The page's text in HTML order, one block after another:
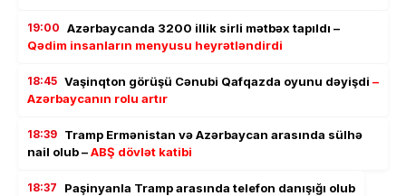
19:00 Azərbaycanda 3200 illik sirli mətbəx tapıldı –
Qədim insanların menyusu heyrətləndirdi
18:45 Vaşinqton görüşü Cənubi Qafqazda oyunu dəyişdi –
Azərbaycanın rolu artır
18:39 Tramp Ermənistan və Azərbaycan arasında sülhə
nail olub –ABŞ dövlət katibi
18:37 Paşinyanla Tramp arasında telefon danışığı olub